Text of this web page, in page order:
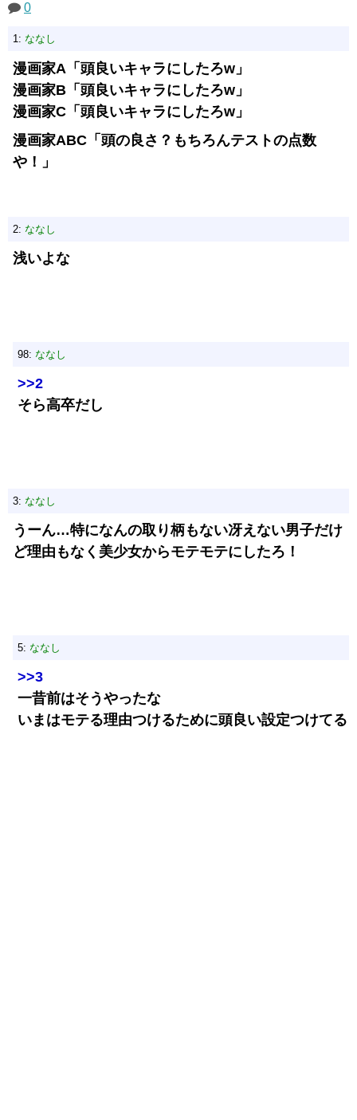
0
1: ななし
漫画家A「頭良いキャラにしたろw」
漫画家B「頭良いキャラにしたろw」
漫画家C「頭良いキャラにしたろw」
漫画家ABC「頭の良さ？もちろんテストの点数
や！」
2: ななし
浅いよな
98: ななし
>>2
そら高卒だし
3: ななし
うーん…特になんの取り柄もない冴えない男子だけ
ど理由もなく美少女からモテモテにしたろ！
5: ななし
>>3
一昔前はそうやったな
いまはモテる理由つけるために頭良い設定つけてる